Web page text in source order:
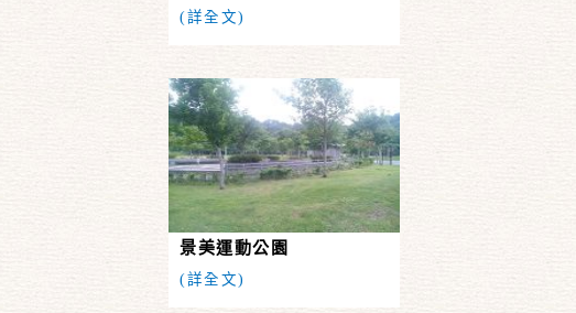
(詳全文)
景美運動公園
(詳全文)